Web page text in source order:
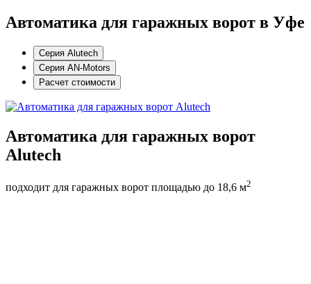
Автоматика для гаражных ворот в Уфе
Серия Alutech
Серия AN-Motors
Расчет стоимости
Автоматика для гаражных ворот
Alutech
подходит для гаражных ворот площадью до 18,6 м2